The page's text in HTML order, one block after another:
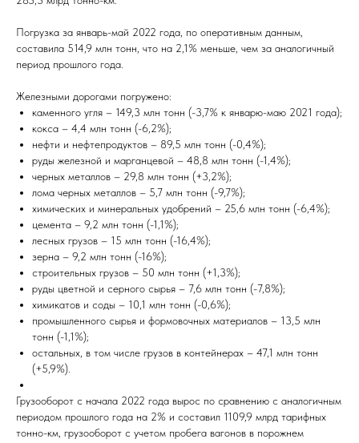
Погрузка за январь-май 2022 года, по оперативным данным,
составила 514,9 млн тонн, что на 2,1% меньше, чем за аналогичный
период прошлого года.
Железными дорогами погружено:
каменного угля – 149,3 млн тонн (-3,7% к январю-маю 2021 года);
кокса – 4,4 млн тонн (-6,2%);
нефти и нефтепродуктов – 89,5 млн тонн (-0,4%);
руды железной и марганцевой – 48,8 млн тонн (-1,4%);
черных металлов – 29,8 млн тонн (+3,2%);
лома черных металлов – 5,7 млн тонн (-9,7%);
химических и минеральных удобрений – 25,6 млн тонн (-6,4%);
цемента – 9,2 млн тонн (-1,1%);
лесных грузов – 15 млн тонн (-16,4%);
зерна – 9,2 млн тонн (-16%);
строительных грузов – 50 млн тонн (+1,3%);
руды цветной и серного сырья – 7,6 млн тонн (-7,8%);
химикатов и соды – 10,1 млн тонн (-0,6%);
промышленного сырья и формовочных материалов – 13,5 млн
тонн (-1,1%);
остальных, в том числе грузов в контейнерах – 47,1 млн тонн
(+5,9%).
Грузооборот с начала 2022 года вырос по сравнению с аналогичным
периодом прошлого года на 2% и составил 1109,9 млрд тарифных
тонно-км, грузооборот с учетом пробега вагонов в порожнем